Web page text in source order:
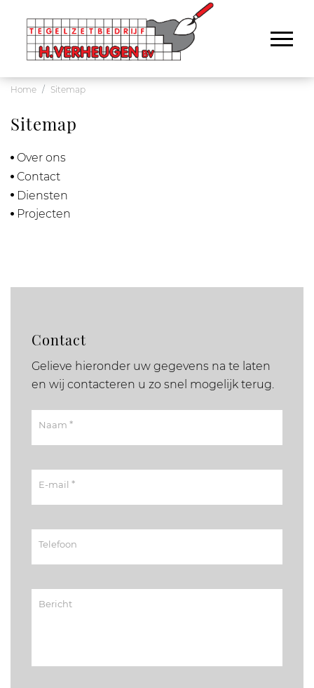
Home Sitemap
Sitemap
Over ons
Contact
Diensten
Projecten
Contact
Gelieve hieronder uw gegevens na te laten
en wij contacteren u zo snel mogelijk terug.
Naam *
E-mail *
Telefoon
Bericht